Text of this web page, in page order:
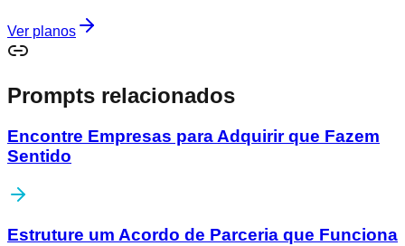
Ver planos
Prompts relacionados
Encontre Empresas para Adquirir que Fazem
Sentido
Estruture um Acordo de Parceria que Funciona